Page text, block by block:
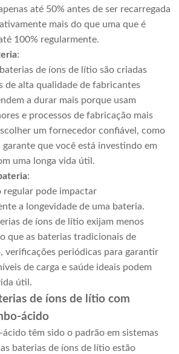
até 50% antes de ser recarregada
mais do que uma que é
100% regularmente.
:
de íons de lítio são criadas
de alta qualidade de fabricantes
a durar mais porque usam
e processos de fabricação mais
um fornecedor confiável, como
garante que você está investindo em
uma longa vida útil.
:
regular pode impactar
a longevidade de uma bateria.
de íons de lítio exijam menos
que as baterias tradicionais de
verificações periódicas para garantir
de carga e saúde ideais podem
útil.
de íons de lítio com
ácido
têm sido o padrão em sistemas
baterias de íons de lítio estão